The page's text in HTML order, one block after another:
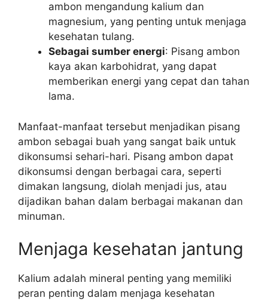
ambon mengandung kalium dan
magnesium, yang penting untuk menjaga
kesehatan tulang.
Sebagai sumber energi: Pisang ambon
kaya akan karbohidrat, yang dapat
memberikan energi yang cepat dan tahan
lama.
Manfaat-manfaat tersebut menjadikan pisang
ambon sebagai buah yang sangat baik untuk
dikonsumsi sehari-hari. Pisang ambon dapat
dikonsumsi dengan berbagai cara, seperti
dimakan langsung, diolah menjadi jus, atau
dijadikan bahan dalam berbagai makanan dan
minuman.
Menjaga kesehatan jantung
Kalium adalah mineral penting yang memiliki
peran penting dalam menjaga kesehatan